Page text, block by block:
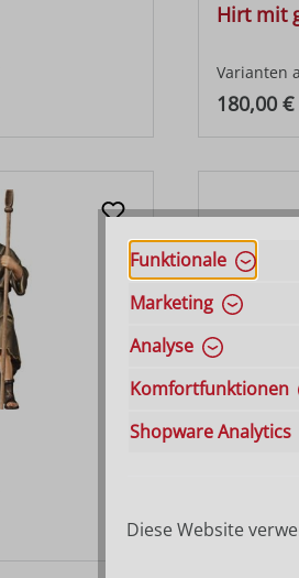
Hirt mit
Varianten
180,00 €
Hirt
220,00 €
Funktionale
Marketing
Analyse
Komfortfunktionen
Shopware Analytics
Diese Website